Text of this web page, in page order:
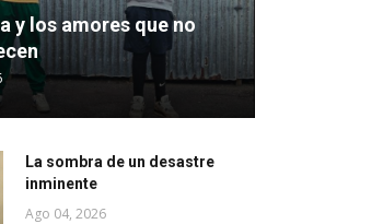
y los amores que no
La sombra de un desastre
inminente
Ago 04, 2026